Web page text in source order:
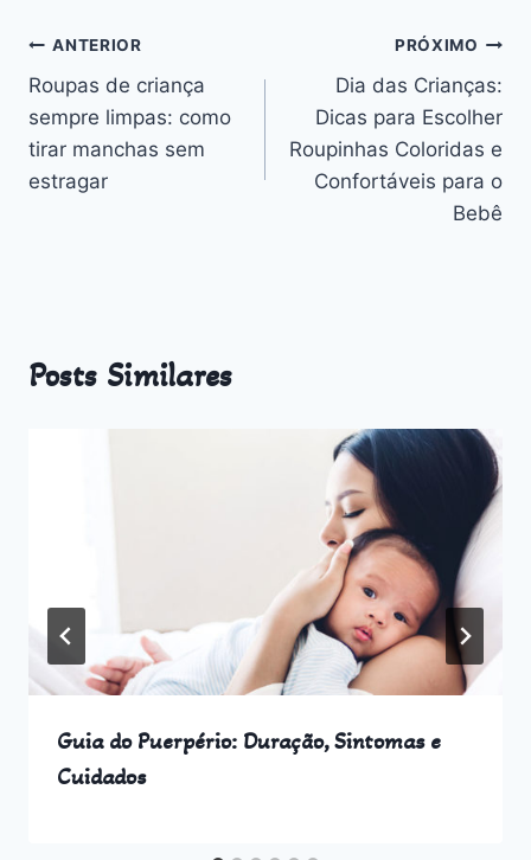
Navegação
de
Post
ANTERIOR
Roupas de criança
sempre limpas: como
tirar manchas sem
estragar
PRÓXIMO
Dia das Crianças:
Dicas para Escolher
Roupinhas Coloridas e
Confortáveis para o
Bebê
Posts Similares
Guia do Puerpério: Duração, Sintomas e
Cuidados